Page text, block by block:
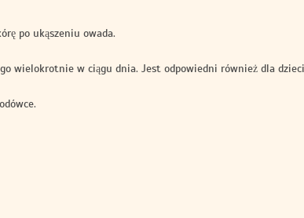
po ukąszeniu owada.
wielokrotnie w ciągu dnia. Jest odpowiedni również dla